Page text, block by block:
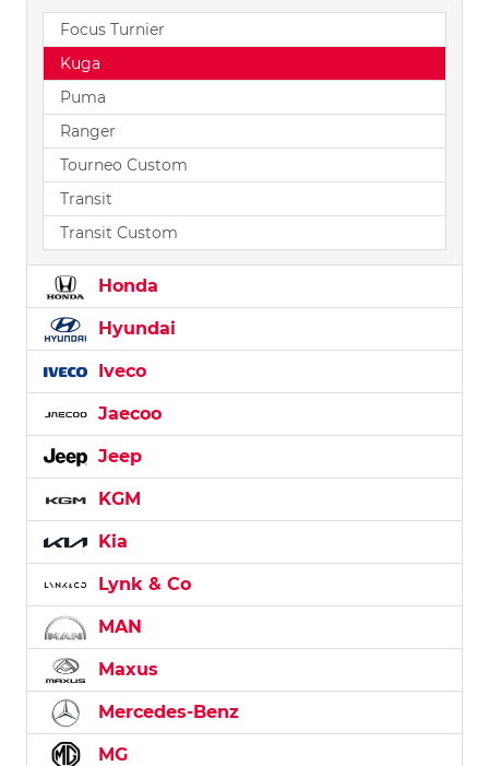
Focus Turnier
Kuga
Puma
Ranger
Tourneo Custom
Transit
Transit Custom
Honda
Hyundai
Iveco
Jaecoo
Jeep
KGM
Kia
Lynk & Co
MAN
Maxus
Mercedes-Benz
MG